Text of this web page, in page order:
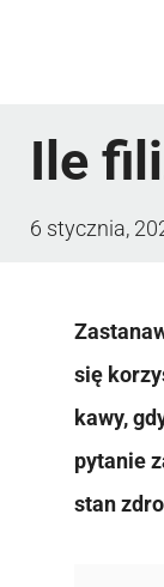
Ile
6 stycznia,
się
kawy,
pytanie
stan